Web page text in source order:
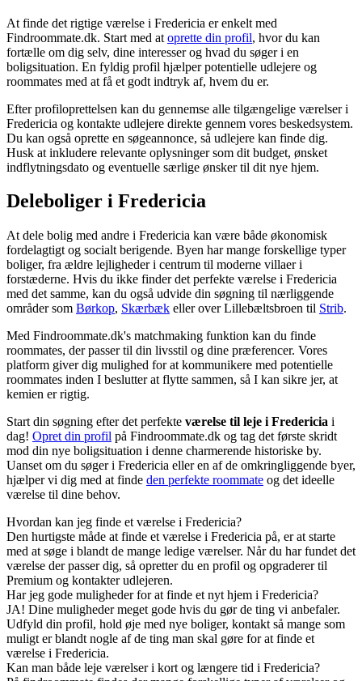
At finde det rigtige værelse i Fredericia er enkelt med
Findroommate.dk. Start med at oprette din profil, hvor du kan
fortælle om dig selv, dine interesser og hvad du søger i en
boligsituation. En fyldig profil hjælper potentielle udlejere og
roommates med at få et godt indtryk af, hvem du er.
Efter profiloprettelsen kan du gennemse alle tilgængelige værelser i
Fredericia og kontakte udlejere direkte gennem vores beskedsystem.
Du kan også oprette en søgeannonce, så udlejere kan finde dig.
Husk at inkludere relevante oplysninger som dit budget, ønsket
indflytningsdato og eventuelle særlige ønsker til dit nye hjem.
Deleboliger i Fredericia
At dele bolig med andre i Fredericia kan være både økonomisk
fordelagtigt og socialt berigende. Byen har mange forskellige typer
boliger, fra ældre lejligheder i centrum til moderne villaer i
forstæderne. Hvis du ikke finder det perfekte værelse i Fredericia
med det samme, kan du også udvide din søgning til nærliggende
områder som Børkop, Skærbæk eller over Lillebæltsbroen til Strib.
Med Findroommate.dk's matchmaking funktion kan du finde
roommates, der passer til din livsstil og dine præferencer. Vores
platform giver dig mulighed for at kommunikere med potentielle
roommates inden I beslutter at flytte sammen, så I kan sikre jer, at
kemien er rigtig.
Start din søgning efter det perfekte værelse til leje i Fredericia i
dag! Opret din profil på Findroommate.dk og tag det første skridt
mod din nye boligsituation i denne charmerende historiske by.
Uanset om du søger i Fredericia eller en af de omkringliggende byer,
hjælper vi dig med at finde den perfekte roommate og det ideelle
værelse til dine behov.
Hvordan kan jeg finde et værelse i Fredericia?
Den hurtigste måde at finde et værelse i Fredericia på, er at starte
med at søge i blandt de mange ledige værelser. Når du har fundet det
værelse der passer dig, så opretter du en profil og opgraderer til
Premium og kontakter udlejeren.
Har jeg gode muligheder for at finde et nyt hjem i Fredericia?
JA! Dine muligheder meget gode hvis du gør de ting vi anbefaler.
Udfyld din profil, hold øje med nye boliger, kontakt så mange som
muligt er blandt nogle af de ting man skal gøre for at finde et
værelse i Fredericia.
Kan man både leje værelser i kort og længere tid i Fredericia?